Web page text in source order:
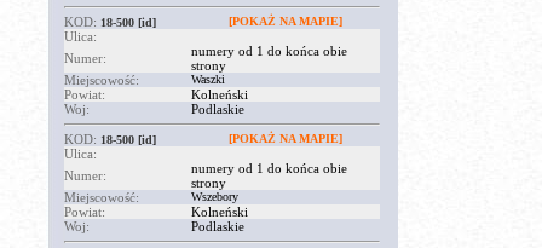
KOD: 18-500 [id] [POKAŻ NA MAPIE]
Ulica:
Numer:
numery od 1 do końca obie
strony
Miejscowość:
Waszki
Powiat:
Kolneński
Woj:
Podlaskie
KOD: 18-500 [id] [POKAŻ NA MAPIE]
Ulica:
Numer:
numery od 1 do końca obie
strony
Miejscowość:
Wszebory
Powiat:
Kolneński
Woj:
Podlaskie